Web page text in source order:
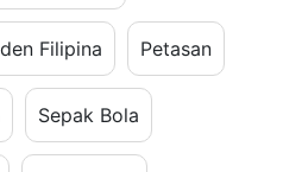
Filipina Petasan
Sepak Bola